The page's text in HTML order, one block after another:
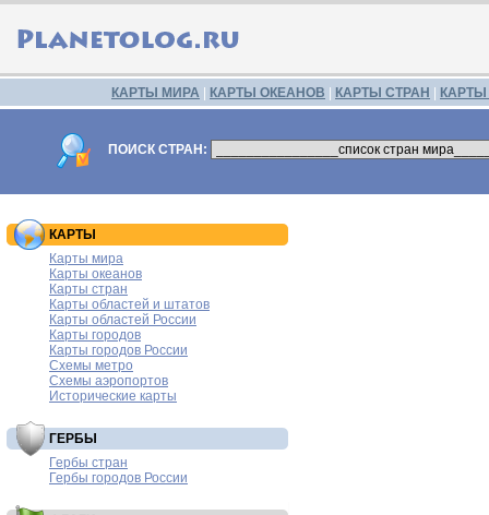
КАРТЫ МИРА КАРТЫ ОКЕАНОВ КАРТЫ СТРАН
ПОИСК СТРАН:
КАРТЫ
Карты мира
Карты океанов
Карты стран
Карты областей и штатов
Карты областей России
Карты городов
Карты городов России
Схемы метро
Схемы аэропортов
Исторические карты
ГЕРБЫ
Гербы стран
Гербы городов России